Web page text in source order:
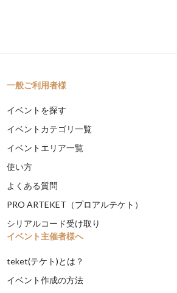
一般ご利用者様
イベントを探す
イベントカテゴリ一覧
イベントエリア一覧
使い方
よくある質問
PRO ARTEKET（プロアルテケト）
シリアルコード受け取り
イベント主催者様へ
teket(テケト)とは？
イベント作成の方法